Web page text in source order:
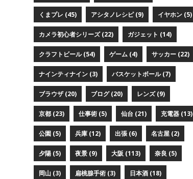
くまプレ (45) アシタノレシピ (9) イヤホン (5)
カメラ初心者シリーズ (22) ガジェット (14)
クラフトビール (54) ゲーム (4) サッカー (22)
ナインティナイン (3) バスケットボール (7)
ブラウザ (20) ブログ (20) レンズ (9)
京都 (23) 仕事術 (5) 仙台 (21) 充電器 (13)
公園 (5) 兵庫 (12) 出張 (6) 名古屋 (2)
夕陽 (5) 夜景 (9) 大阪 (113) 奈良 (5)
岡山 (3) 扁桃腺手術 (3) 日本酒 (18)